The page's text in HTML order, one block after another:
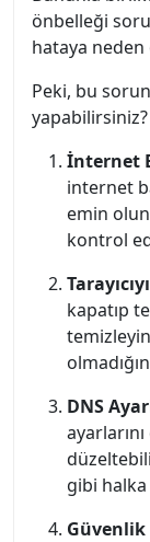
önbelleği
hataya neden
Peki, bu
İnternet
internet
emin
kontrol
kapatıp
DNS
gibi halka
Güvenlik